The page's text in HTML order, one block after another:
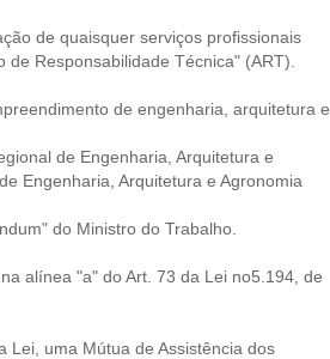
de quaisquer serviços profissionais
Responsabilidade Técnica" (ART).
de engenharia, arquitetura e
de Engenharia, Arquitetura e
Engenharia, Arquitetura e Agronomia
do Ministro do Trabalho.
alínea "a" do Art. 73 da Lei no5.194, de
Lei, uma Mútua de Assistência dos